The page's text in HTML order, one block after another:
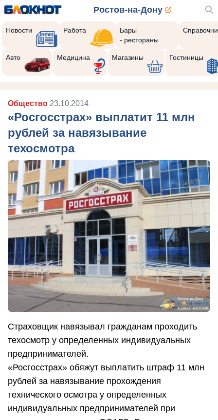
Ростов-на-Дону
Новости Работа
Бары
- рестораны
Авто Медицина Магазины Гостиницы
Общество 23.10.2014
«Росгосстрах» выплатит 11 млн
рублей за навязывание
техосмотра
Страховщик навязывал гражданам проходить
техосмотр у определенных индивидуальных
предпринимателей.
«Росгосстрах» обяжут выплатить штраф 11 млн
рублей за навязывание прохождения
технического осмотра у определенных
индивидуальных предпринимателей при